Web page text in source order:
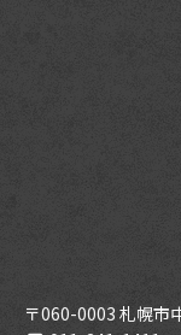
〒060-0003 札幌市